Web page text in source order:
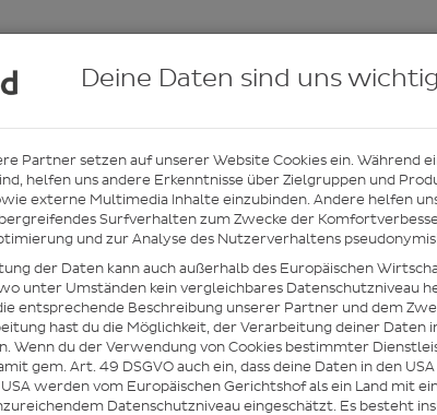
Deine Daten sind uns
Partner setzen auf unserer Website Cookies ein. Während
helfen uns andere Erkenntnisse über Zielgruppen und
externe Multimedia Inhalte einzubinden. Andere helfen
Surfverhalten zum Zwecke der
und zur Analyse des Nutzerverhaltens
der Daten kann auch außerhalb des Europäischen
unter Umständen kein vergleichbares Datenschutzniveau
entsprechende Beschreibung unserer Partner und dem
hast du die Möglichkeit, der Verarbeitung deiner Daten
Wenn du der Verwendung von Cookies bestimmter
gem. Art. 49 DSGVO auch ein, dass deine Daten in den
werden vom Europäischen Gerichtshof als ein Land mit
Datenschutzniveau eingeschätzt. Es besteht